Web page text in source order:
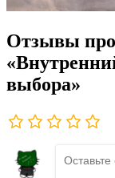
Отзывы
выбора»